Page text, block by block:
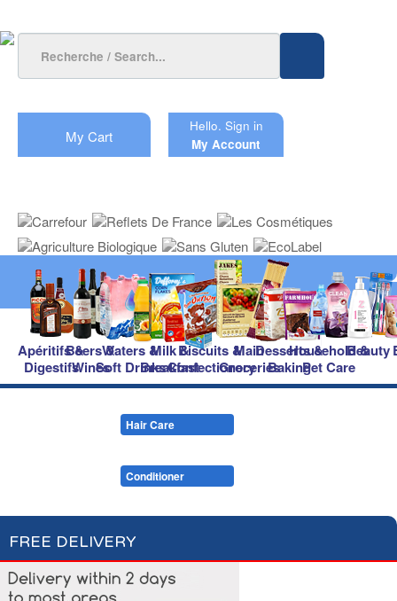
My Cart
Hello. Sign in
My Account
Apéritifs &
Digestifs
Beers &
Wines
Waters &
Soft Drinks
Milk &
Breakfast
Biscuits &
Confectionery
Main
Groceries
Desserts &
Baking
Household &
Pet Care
Beauty
Hair Care
Conditioner
FREE DELIVERY